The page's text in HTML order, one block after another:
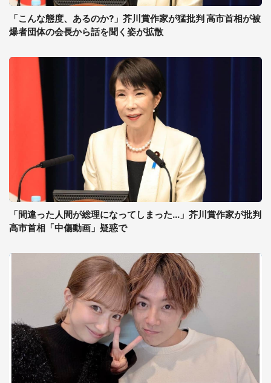
「こんな態度、あるのか?」芥川賞作家が猛批判 高市首相が被
爆者団体の会長から話を聞く姿が拡散
「間違った人間が総理になってしまった...」芥川賞作家が批判
高市首相「中傷動画」疑惑で